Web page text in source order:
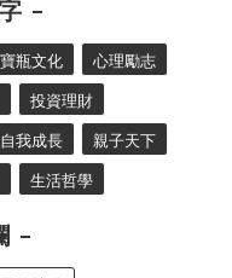
寶瓶文化 心理勵志
投資理財
自我成長 親子天下
生活哲學